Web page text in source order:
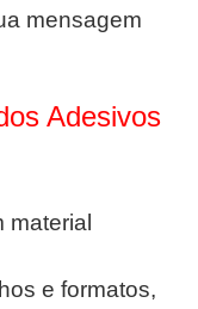
mensagem
Adesivos
e formatos,